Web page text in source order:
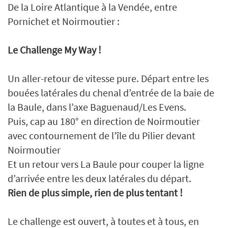
De la Loire Atlantique à la Vendée, entre
Pornichet et Noirmoutier :
Le Challenge My Way !
Un aller-retour de vitesse pure. Départ entre les
bouées latérales du chenal d’entrée de la baie de
la Baule, dans l’axe Baguenaud/Les Evens.
Puis, cap au 180° en direction de Noirmoutier
avec contournement de l’île du Pilier devant
Noirmoutier
Et un retour vers La Baule pour couper la ligne
d’arrivée entre les deux latérales du départ.
Rien de plus simple, rien de plus tentant !
Le challenge est ouvert, à toutes et à tous, en